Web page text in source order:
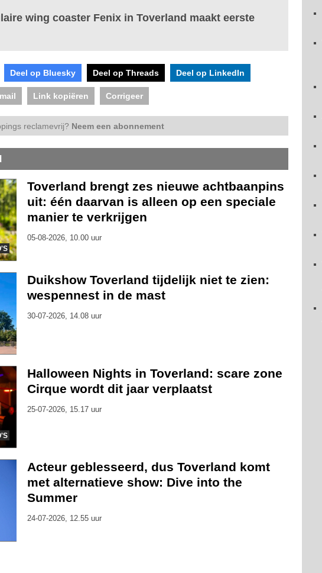
wing coaster Fenix in Toverland maakt eerste
Deel op Bluesky Deel op Threads Deel op LinkedIn
Link kopiëren Corrigeer
reclamevrij? Neem een abonnement
Toverland brengt zes nieuwe achtbaanpins
uit: één daarvan is alleen op een speciale
manier te verkrijgen
05-08-2026, 10.00 uur
Duikshow Toverland tijdelijk niet te zien:
wespennest in de mast
30-07-2026, 14.08 uur
Halloween Nights in Toverland: scare zone
Cirque wordt dit jaar verplaatst
25-07-2026, 15.17 uur
Acteur geblesseerd, dus Toverland komt
met alternatieve show: Dive into the
Summer
24-07-2026, 12.55 uur